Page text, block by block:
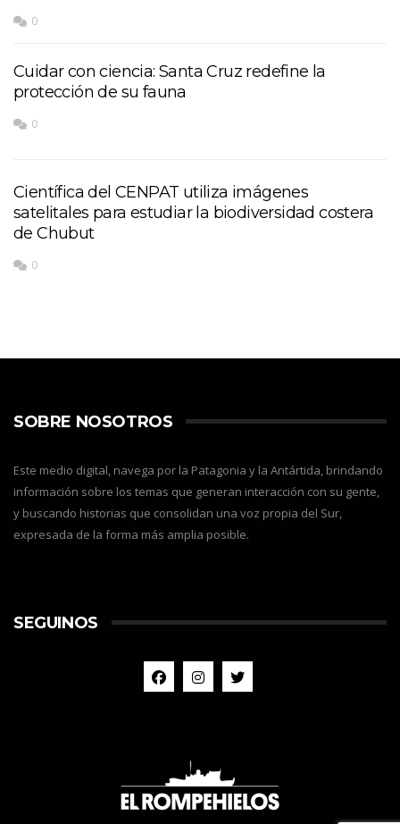
0
Cuidar con ciencia: Santa Cruz redefine la
protección de su fauna
0
Científica del CENPAT utiliza imágenes
satelitales para estudiar la biodiversidad costera
de Chubut
0
SOBRE NOSOTROS
Este medio digital, navega por la Patagonia y la Antártida, brindando
información sobre los temas que generan interacción con su gente,
y buscando historias que consolidan una voz propia del Sur,
expresada de la forma más amplia posible.
SEGUINOS